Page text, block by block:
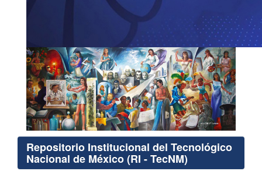
Repositorio Institucional del Tecnológico
Nacional de México (RI - TecNM)